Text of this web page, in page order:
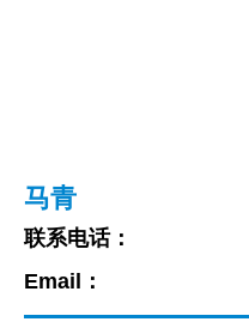
马青
联系电话：
Email：